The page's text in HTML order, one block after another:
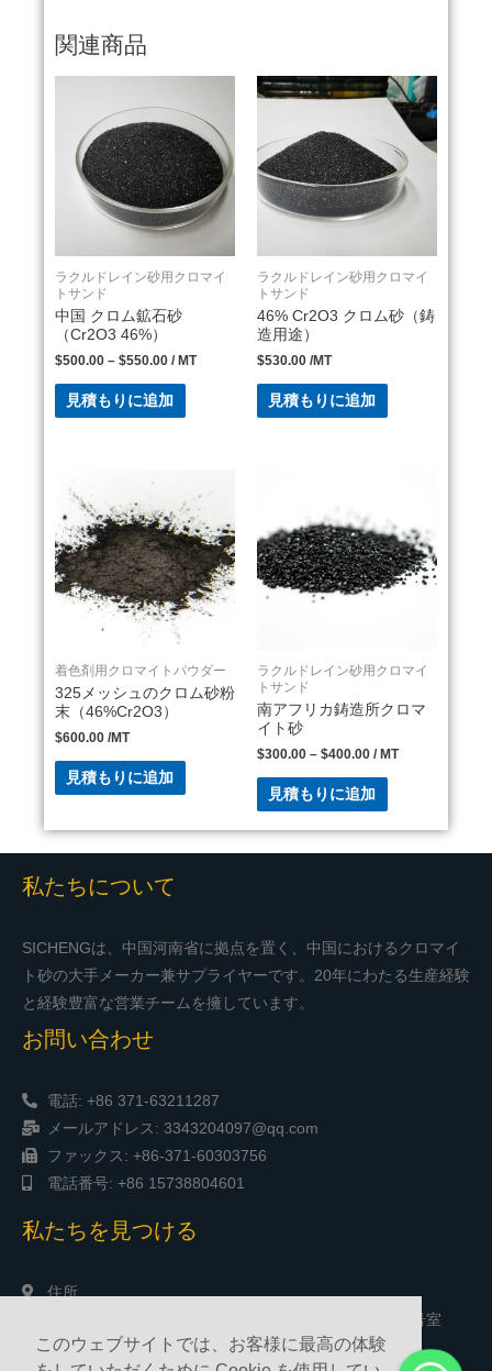
このウェブサイトでは、お客様に最高の体験
関連商品
ラクルドレイン砂用クロマイ
トサンド
中国 クロム鉱石砂
（Cr2O3 46%）
$500.00 – $550.00 / MT
見積もりに追加
ラクルドレイン砂用クロマイ
トサンド
46% Cr2O3 クロム砂（鋳
造用途）
$530.00 /MT
見積もりに追加
着色剤用クロマイトパウダー
325メッシュのクロム砂粉
末（46%Cr2O3）
$600.00 /MT
見積もりに追加
ラクルドレイン砂用クロマイ
トサンド
南アフリカ鋳造所クロマ
イト砂
$300.00 – $400.00 / MT
見積もりに追加
私たちについて
SICHENGは、中国河南省に拠点を置く、中国におけるクロマイ
ト砂の大手メーカー兼サプライヤーです。20年にわたる生産経験
と経験豊富な営業チームを擁しています。
お問い合わせ
電話: +86 371-63211287
メールアドレス: 3343204097@qq.com
ファックス: +86-371-60303756
電話番号: +86 15738804601
私たちを見つける
住所
中国、鄭州市、松山南路、雅新タイムズスクエア、1903号室